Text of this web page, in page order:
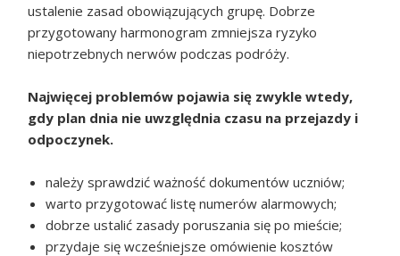
ustalenie zasad obowiązujących grupę. Dobrze
przygotowany harmonogram zmniejsza ryzyko
niepotrzebnych nerwów podczas podróży.
Najwięcej problemów pojawia się zwykle wtedy,
gdy plan dnia nie uwzględnia czasu na przejazdy i
odpoczynek.
należy sprawdzić ważność dokumentów uczniów;
warto przygotować listę numerów alarmowych;
dobrze ustalić zasady poruszania się po mieście;
przydaje się wcześniejsze omówienie kosztów